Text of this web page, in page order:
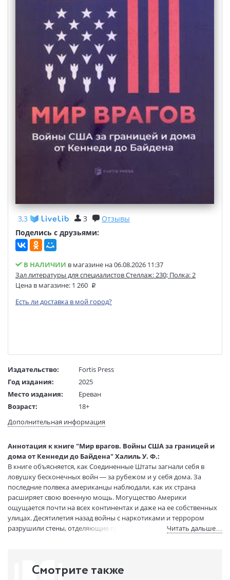
3,3 3
Отзывы
Поделись с друзьями:
В НАЛИЧИИ в магазине на 06.08.2026 11:37
Зал литературы для специалистов Стеллаж: 230; Полка: 2
Цена в магазине: 1 260
Есть ли доставка в мой город?
Издательство:
Fortis Press
Год издания:
2025
Место издания:
Ереван
Возраст:
18+
Язык текста:
русский
Перевод:
Зацепин В.
Тип обложки:
Твердый переплет
Формат:
84х108 1/32
Размеры в мм
(ДхШхВ):
207x135x32
Вес:
600 гр.
Страниц:
490
Тираж:
1000 экз.
В продаже с:
11.03.2025
Дополнительная информация
Аннотация к книге "Мир врагов. Войны США за границей и
дома от Кеннеди до Байдена" Халиль У. Ф.:
В книге объясняется, как Соединенные Штаты загнали себя в
ловушку бесконечных войн — за рубежом и у себя дома. За
последние полвека американцы наблюдали, как их страна
расширяет свою военную мощь. Могущество Америки
ощущается почти на всех континентах и даже на ее собственных
улицах. Десятилетия назад войны с наркотиками и террором
разрушили стены, отделяющие правоохранительные органы от
Читать дальше…
Смотрите также